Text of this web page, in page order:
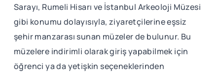
Sarayı, Rumeli Hisarı ve İstanbul Arkeoloji Müzesi
gibi konumu dolayısıyla, ziyaretçilerine eşsiz
şehir manzarası sunan müzeler de bulunur. Bu
müzelere indirimli olarak giriş yapabilmek için
öğrenci ya da yetişkin seçeneklerinden